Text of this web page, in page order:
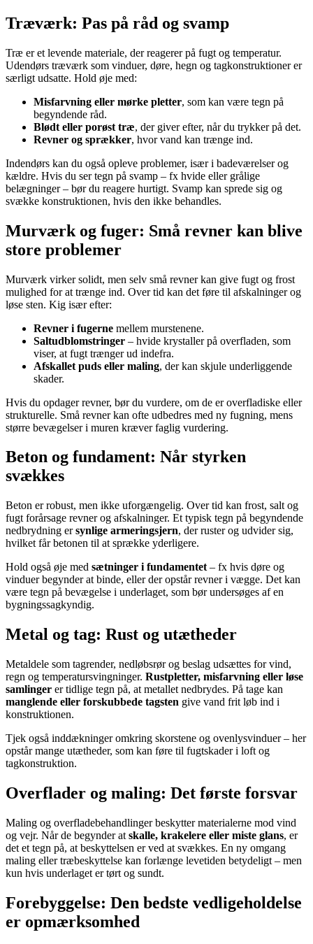
Træværk: Pas på råd og svamp
Træ er et levende materiale, der reagerer på fugt og temperatur.
Udendørs træværk som vinduer, døre, hegn og tagkonstruktioner er
særligt udsatte. Hold øje med:
Misfarvning eller mørke pletter, som kan være tegn på
begyndende råd.
Blødt eller porøst træ, der giver efter, når du trykker på det.
Revner og sprækker, hvor vand kan trænge ind.
Indendørs kan du også opleve problemer, især i badeværelser og
kældre. Hvis du ser tegn på svamp – fx hvide eller grålige
belægninger – bør du reagere hurtigt. Svamp kan sprede sig og
svække konstruktionen, hvis den ikke behandles.
Murværk og fuger: Små revner kan blive
store problemer
Murværk virker solidt, men selv små revner kan give fugt og frost
mulighed for at trænge ind. Over tid kan det føre til afskalninger og
løse sten. Kig især efter:
Revner i fugerne mellem murstenene.
Saltudblomstringer – hvide krystaller på overfladen, som
viser, at fugt trænger ud indefra.
Afskallet puds eller maling, der kan skjule underliggende
skader.
Hvis du opdager revner, bør du vurdere, om de er overfladiske eller
strukturelle. Små revner kan ofte udbedres med ny fugning, mens
større bevægelser i muren kræver faglig vurdering.
Beton og fundament: Når styrken
svækkes
Beton er robust, men ikke uforgængelig. Over tid kan frost, salt og
fugt forårsage revner og afskalninger. Et typisk tegn på begyndende
nedbrydning ersynlige armeringsjern, der ruster og udvider sig,
hvilket får betonen til at sprække yderligere.
Hold også øje med sætninger i fundamentet – fx hvis døre og
vinduer begynder at binde, eller der opstår revner i vægge. Det kan
være tegn på bevægelse i underlaget, som bør undersøges af en
bygningssagkyndig.
Metal og tag: Rust og utætheder
Metaldele som tagrender, nedløbsrør og beslag udsættes for vind,
regn og temperatursvingninger. Rustpletter, misfarvning eller løse
samlinger er tidlige tegn på, at metallet nedbrydes. På tage kan
manglende eller forskubbede tagsten give vand frit løb ind i
konstruktionen.
Tjek også inddækninger omkring skorstene og ovenlysvinduer – her
opstår mange utætheder, som kan føre til fugtskader i loft og
tagkonstruktion.
Overflader og maling: Det første forsvar
Maling og overfladebehandlinger beskytter materialerne mod vind
og vejr. Når de begynder at skalle, krakelere eller miste glans, er
det et tegn på, at beskyttelsen er ved at svækkes. En ny omgang
maling eller træbeskyttelse kan forlænge levetiden betydeligt – men
kun hvis underlaget er tørt og sundt.
Forebyggelse: Den bedste vedligeholdelse
er opmærksomhed